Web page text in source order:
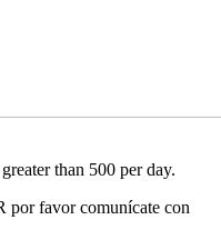
than 500 per day.
por favor comunícate con